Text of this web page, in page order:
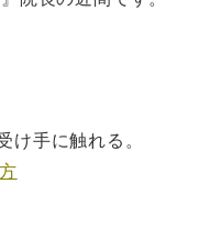
け手に触れる。